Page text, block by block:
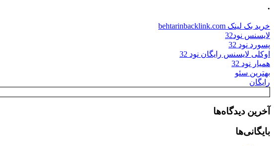
.
خرید بک لینک behtarinbacklink.com
لایسنس نود32
پسورد نود 32
اوکلی لایسنس رایگان نود 32
همیار نود 32
بهترین سئو
رایگان
آخرین دیدگاه‌ها
بایگانی‌ها